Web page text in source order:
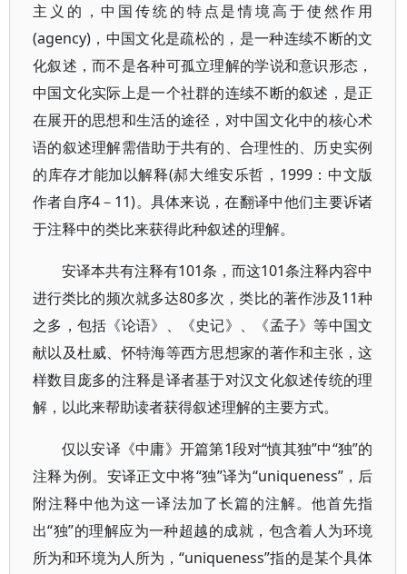
主义的，中国传统的特点是情境高于使然作用
(agency)，中国文化是疏松的，是一种连续不断的文
化叙述，而不是各种可孤立理解的学说和意识形态，
中国文化实际上是一个社群的连续不断的叙述，是正
在展开的思想和生活的途径，对中国文化中的核心术
语的叙述理解需借助于共有的、合理性的、历史实例
的库存才能加以解释(郝大维安乐哲，1999：中文版
作者自序4－11)。具体来说，在翻译中他们主要诉诸
于注释中的类比来获得此种叙述的理解。
安译本共有注释有101条，而这101条注释内容中
进行类比的频次就多达80多次，类比的著作涉及11种
之多，包括《论语》、《史记》、《孟子》等中国文
献以及杜威、怀特海等西方思想家的著作和主张，这
样数目庞多的注释是译者基于对汉文化叙述传统的理
解，以此来帮助读者获得叙述理解的主要方式。
仅以安译《中庸》开篇第1段对“慎其独”中“独”的
注释为例。安译正文中将“独”译为“uniqueness”，后
附注释中他为这一译法加了长篇的注解。他首先指
出“独”的理解应为一种超越的成就，包含着人为环境
所为和环境为人所为，“uniqueness”指的是某个具体